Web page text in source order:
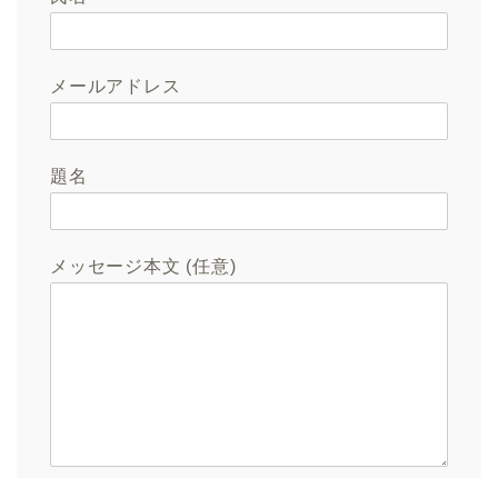
メールアドレス
題名
メッセージ本文 (任意)